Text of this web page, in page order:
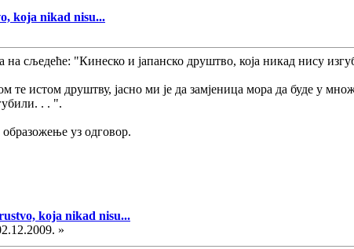
koja nikad nisu...
сљедеће: "Кинеско и јапанско друштво, која никад нису
те истом друштву, јасно ми је да замјеница мора да буде у
. . ".
уз одговор.
koja nikad nisu...
»